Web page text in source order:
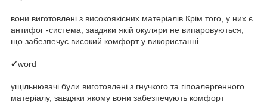
вони виготовлені з високоякісних матеріалів.Крім того, у них є
антифог -система, завдяки якій окуляри не випаровуються,
що забезпечує високий комфорт у використанні.
✔word
ущільнювачі були виготовлені з гнучкого та гіпоалергенного
матеріалу, завдяки якому вони забезпечують комфорт